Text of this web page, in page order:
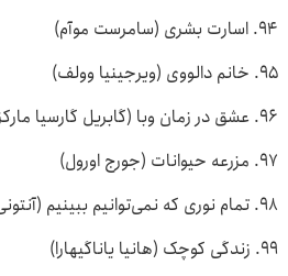
۹۴. اسارت بشری (سامرست موآم)
۹۵. خانم دالووی (ویرجینیا وولف)
۹۶. عشق در زمان وبا (گابریل گارسیا مارکز)
۹۷. مزرعه حیوانات (جورج اورول)
۹۸. تمام نوری که نمی‌توانیم ببینیم (آنتونی دوئر)
۹۹. زندگی کوچک (هانیا یاناگیهارا)